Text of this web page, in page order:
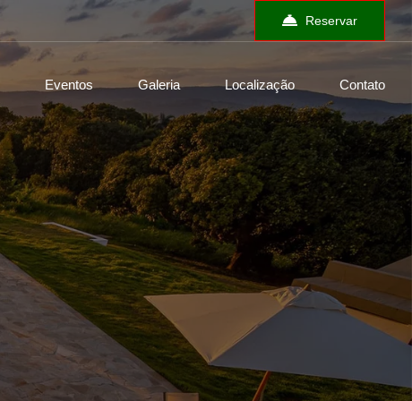
Reservar
Eventos Galeria Localização Contato